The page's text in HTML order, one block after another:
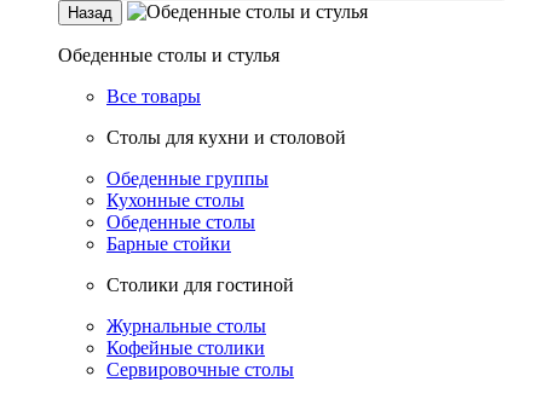
Назад
Обеденные столы и стулья
Все товары
Столы для кухни и столовой
Обеденные группы
Кухонные столы
Обеденные столы
Барные стойки
Столики для гостиной
Журнальные столы
Кофейные столики
Сервировочные столы